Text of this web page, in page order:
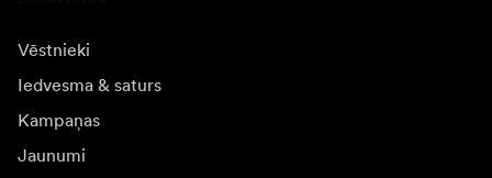
Vēstnieki
Iedvesma & saturs
Kampaņas
Jaunumi